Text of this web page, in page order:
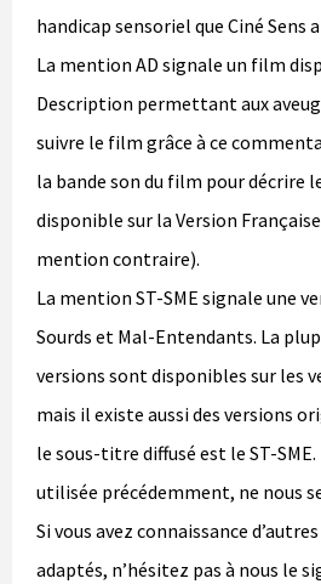
handicap sensoriel que Ciné Sens
La mention AD signale un film
Description permettant aux
suivre le film grâce à ce
la bande son du film pour décrire
disponible sur la Version
mention contraire).
La mention ST-SME signale une
Sourds et Mal-Entendants. La
versions sont disponibles sur les
mais il existe aussi des versions
le sous-titre diffusé est le ST-SME.
utilisée précédemment, ne nous
Si vous avez connaissance
adaptés, n’hésitez pas à nous le